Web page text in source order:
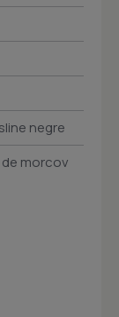
negre
morcov